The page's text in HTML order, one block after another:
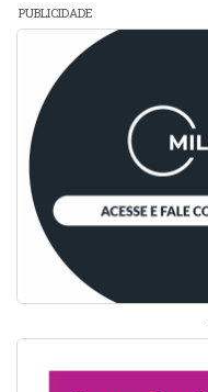
PUBLICIDADE